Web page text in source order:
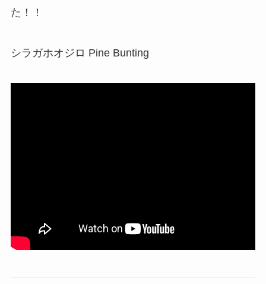
た！！
シラガホオジロ Pine Bunting